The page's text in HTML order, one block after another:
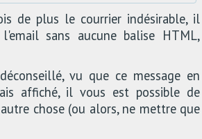
de plus le courrier indésirable, il
sans aucune balise HTML,
vu que ce message en
affiché, il vous est possible de
chose (ou alors, ne mettre que